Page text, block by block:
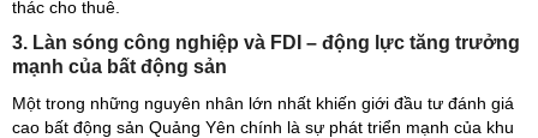
thác cho thuê.
3. Làn sóng công nghiệp và FDI – động lực tăng trưởng
mạnh của bất động sản
Một trong những nguyên nhân lớn nhất khiến giới đầu tư đánh giá
cao bất động sản Quảng Yên chính là sự phát triển mạnh của khu